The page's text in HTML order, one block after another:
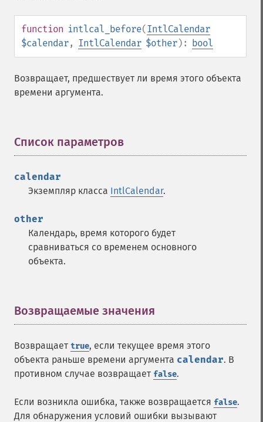
function intlcal_before(IntlCalendar
$calendar, IntlCalendar $other): bool
Возвращает, предшествует ли время этого объекта
времени аргумента.
Список параметров
calendar
Экземпляр класса IntlCalendar.
other
Календарь, время которого будет
сравниваться со временем основного
объекта.
Возвращаемые значения
Возвращает true, если текущее время этого
объекта раньше времени аргумента calendar. В
противном случае возвращает false.
Если возникла ошибка, также возвращается false.
Для обнаружения условий ошибки вызывают